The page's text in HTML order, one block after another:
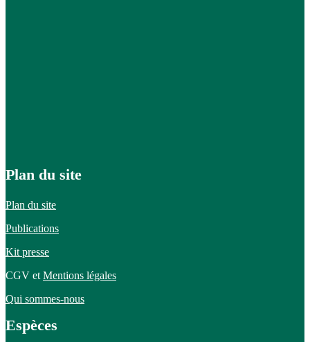
Plan du site
Plan du site
Publications
Kit presse
CGV et Mentions légales
Qui sommes-nous
Espèces